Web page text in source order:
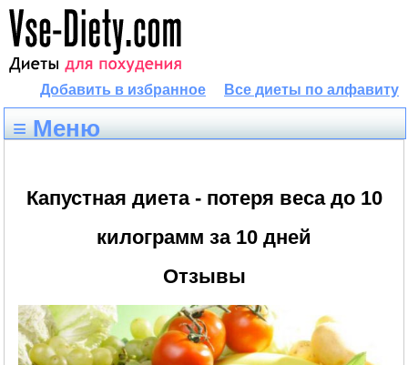
Все диеты по алфавиту
Добавить в избранное
≡ Меню
Капустная диета - потеря веса до 10
килограмм за 10 дней
Отзывы